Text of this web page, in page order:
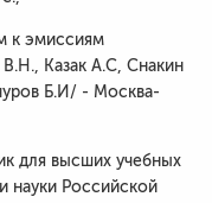
к эмиссиям
Казак А.С, Снакин
Б.И/ - Москва-
для высших учебных
науки Российской